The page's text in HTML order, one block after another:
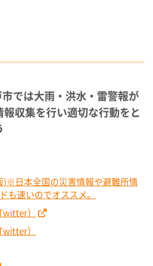
では大雨・洪水・雷警報が
収集を行い適切な行動をと
)※日本全国の災害情報や避難所情
も速いのでオススメ。
）
）